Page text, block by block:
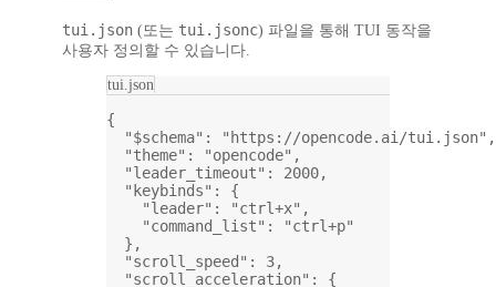
tui.json (또는 tui.jsonc) 파일을 통해 TUI 동작을
사용자 정의할 수 있습니다.
tui.json
{
"$schema" : "https://opencode.ai/tui.json" ,
"theme" : "opencode" ,
"leader_timeout" : 2000,
"keybinds" : {
"leader" : "ctrl+x" ,
"command_list" :
"ctrl+p"
},
"scroll_speed" : 3,
"scroll_acceleration" : {